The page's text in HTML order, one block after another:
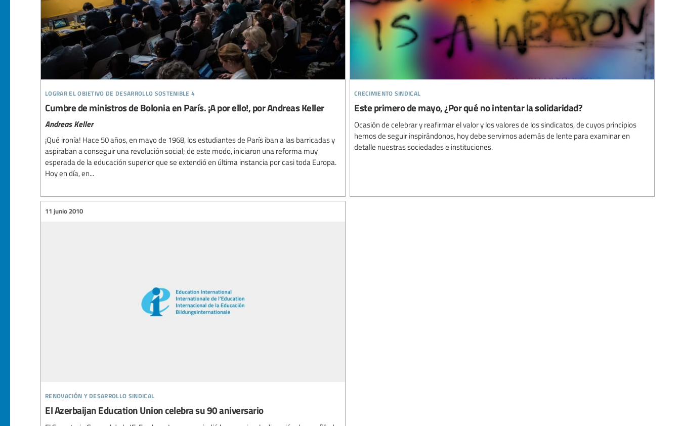
lograr el objetivo de desarrollo sostenible 4
Cumbre de ministros de Bolonia en París. ¡A por ello!, por Andreas Keller
Andreas Keller
¡Qué ironía! Hace 50 años, en mayo de 1968, los estudiantes de París iban a las barricadas y
aspiraban a conseguir una revolución social; de este modo, iniciaron una reforma muy
esperada de la educación superior que se extendió en última instancia por casi toda Europa.
Hoy en día, en...
crecimiento sindical
Este primero de mayo, ¿Por qué no intentar la solidaridad?
Ocasión de celebrar y reafirmar el valor y los valores de los sindicatos, de cuyos principios
hemos de seguir inspirándonos, hoy debe servirnos además de lente para examinar en
detalle nuestras sociedades e instituciones.
renovación y desarrollo sindical
11 junio 2010
El Azerbaijan Education Union celebra su 90 aniversario